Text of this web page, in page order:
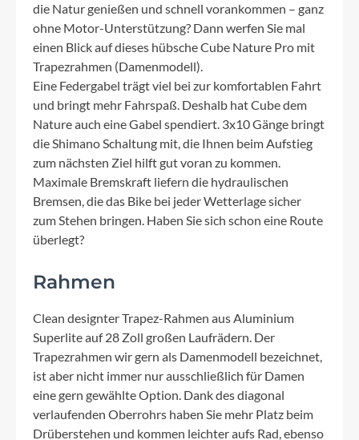
die Natur genießen und schnell vorankommen – ganz
ohne Motor-Unterstützung? Dann werfen Sie mal
einen Blick auf dieses hübsche Cube Nature Pro mit
Trapezrahmen (Damenmodell).
Eine Federgabel trägt viel bei zur komfortablen Fahrt
und bringt mehr Fahrspaß. Deshalb hat Cube dem
Nature auch eine Gabel spendiert. 3x10 Gänge bringt
die Shimano Schaltung mit, die Ihnen beim Aufstieg
zum nächsten Ziel hilft gut voran zu kommen.
Maximale Bremskraft liefern die hydraulischen
Bremsen, die das Bike bei jeder Wetterlage sicher
zum Stehen bringen. Haben Sie sich schon eine Route
überlegt?
Rahmen
Clean designter Trapez-Rahmen aus Aluminium
Superlite auf 28 Zoll großen Laufrädern. Der
Trapezrahmen wir gern als Damenmodell bezeichnet,
ist aber nicht immer nur ausschließlich für Damen
eine gern gewählte Option. Dank des diagonal
verlaufenden Oberrohrs haben Sie mehr Platz beim
Drüberstehen und kommen leichter aufs Rad, ebenso